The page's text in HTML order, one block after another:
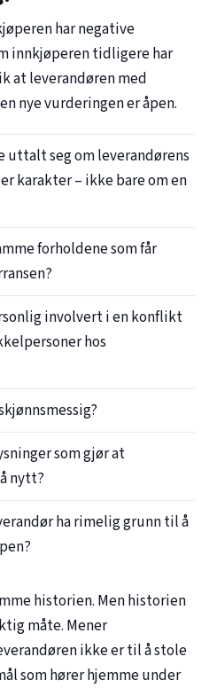
har negative
innkjøperen tidligere har
at leverandøren med
nye vurderingen er åpen.
seg om leverandørens
karakter – ikke bare om en
forholdene som får
involvert i en konflikt
hos
som gjør at
nytt?
ha rimelig grunn til å
historien. Men historien
måte. Mener
ikke er til å stole
som hører hjemme under